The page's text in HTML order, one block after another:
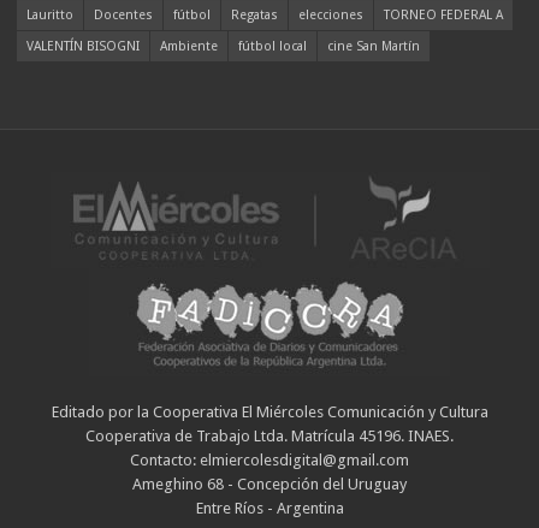
Lauritto
Docentes fútbol Regatas elecciones
TORNEO FEDERAL A
VALENTÍN BISOGNI
Ambiente fútbol local cine San Martín
Editado por la Cooperativa El Miércoles Comunicación y Cultura
Cooperativa de Trabajo Ltda. Matrícula 45196. INAES.
Contacto: elmiercolesdigital@gmail.com
Ameghino 68 - Concepción del Uruguay
Entre Ríos - Argentina